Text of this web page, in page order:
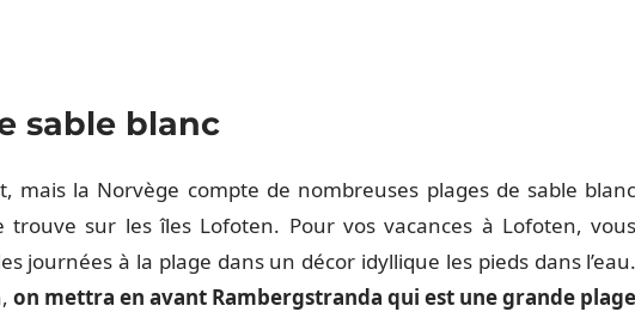
sable blanc
mais la Norvège compte de nombreuses plages de sable blanc
sur les îles Lofoten. Pour vos vacances à Lofoten, vous
journées à la plage dans un décor idyllique les pieds dans l’eau.
on mettra en avant Rambergstranda qui est une grande plage